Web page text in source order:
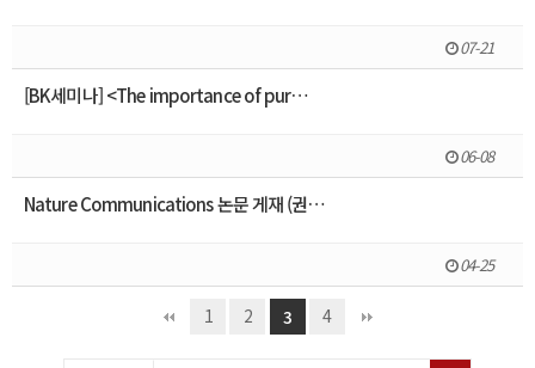
07-21
[BK세미나] <The importance of pur…
06-08
Nature Communications 논문 게재 (권…
04-25
1 2 3 4